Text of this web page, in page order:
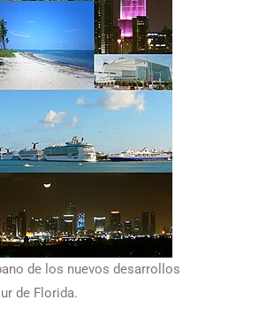
de los nuevos desarrollos
de Florida.